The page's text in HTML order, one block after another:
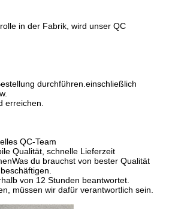
in der Fabrik, wird unser QC
durchführen. einschließlich
erreichen.
QC-Team
Qualität, schnelle Lieferzeit
Was du brauchst von bester Qualität
von 12 Stunden beantwortet.
müssen wir dafür verantwortlich sein.